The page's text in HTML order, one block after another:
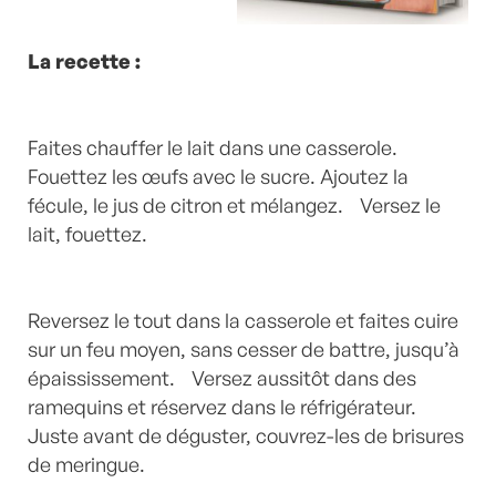
La recette :
Faites chauffer le lait dans une casserole.
Fouettez les œufs avec le sucre. Ajoutez la
fécule, le jus de citron et mélangez. Versez le
lait, fouettez.
Reversez le tout dans la casserole et faites cuire
sur un feu moyen, sans cesser de battre, jusqu’à
épaississement. Versez aussitôt dans des
ramequins et réservez dans le réfrigérateur.
Juste avant de déguster, couvrez-les de brisures
de meringue.